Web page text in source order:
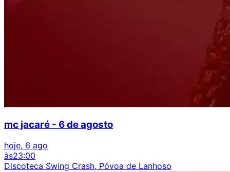
mc jacaré - 6 de agosto
hoje, 6 ago
às23:00
Discoteca Swing Crash, Póvoa de Lanhoso